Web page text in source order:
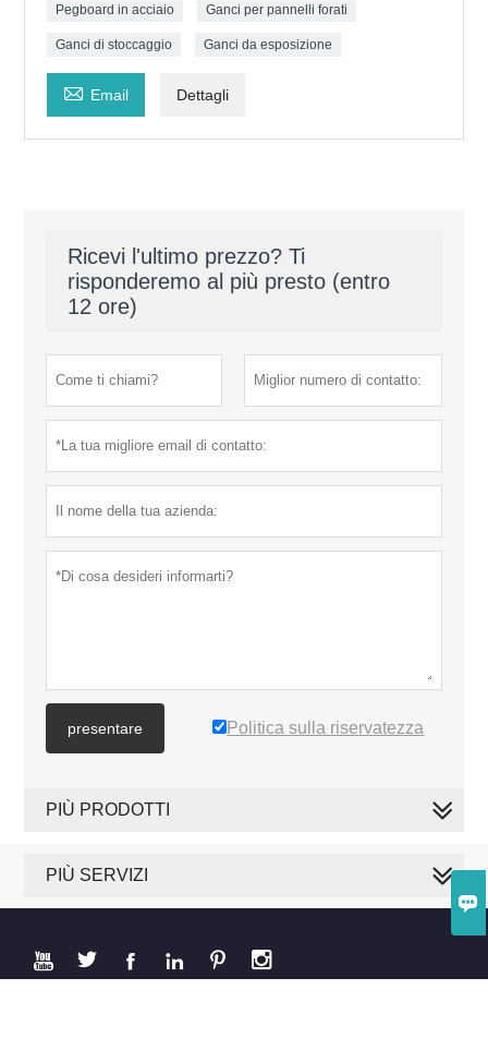

Pegboard in acciaio Ganci per pannelli forati
Ganci di stoccaggio Ganci da esposizione
 Email Dettagli
Ricevi l'ultimo prezzo? Ti
risponderemo al più presto (entro
12 ore)
presentare Politica sulla riservatezza
PIÙ PRODOTTI
PIÙ SERVIZI
     